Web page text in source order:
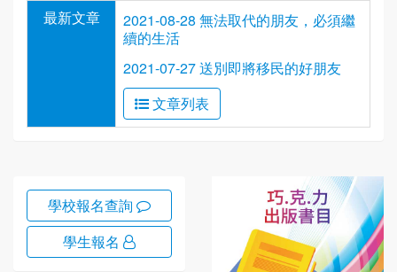
最新文章
2021-08-28 無法取代的朋友，必須繼
續的生活
2021-07-27 送別即將移民的好朋友
文章列表
學校報名查詢
學生報名